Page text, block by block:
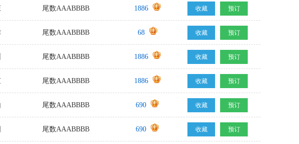
尾数AAABBBB 1886 收藏 预订
尾数AAABBBB 68 收藏 预订
尾数AAABBBB 1886 收藏 预订
尾数AAABBBB 1886 收藏 预订
尾数AAABBBB 690 收藏 预订
尾数AAABBBB 690 收藏 预订